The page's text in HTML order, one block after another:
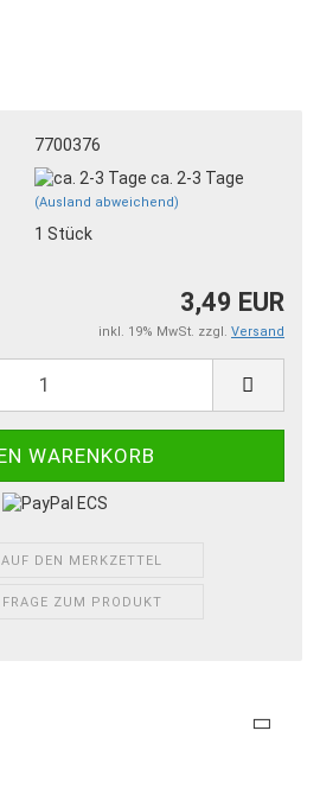
7700376
ca. 2-3 Tage
(Ausland abweichend)
1 Stück
3,49 EUR
inkl. 19% MwSt. zzgl. Versand
AUF DEN MERKZETTEL
FRAGE ZUM PRODUKT